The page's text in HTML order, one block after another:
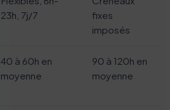
23h, 7j/7
fixes
imposés
40 à 60h en
moyenne
90 à 120h en
moyenne